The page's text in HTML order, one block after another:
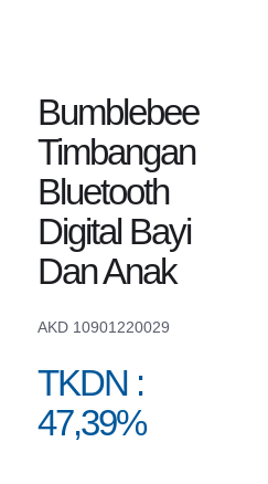
Bumblebee
Timbangan
Bluetooth
Digital Bayi
Dan Anak
AKD 10901220029
TKDN :
47,39%